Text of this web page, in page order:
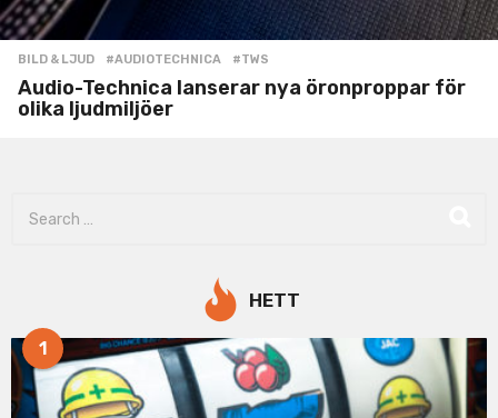
BILD & LJUD #AUDIOTECHNICA ,#TWS
Audio-Technica lanserar nya öronproppar för
olika ljudmiljöer
o
HETT
1